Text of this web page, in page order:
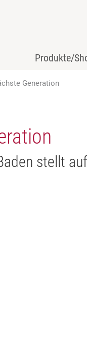
Produkte/
Generation
stellt